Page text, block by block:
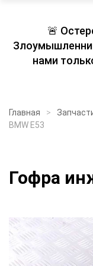
🚨
нами
Главная
BMW E53
Гофра